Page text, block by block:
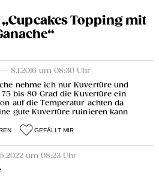
Topping mit
— 8.1.2016 um 08:30 Uhr
nehme ich nur Kuvertüre und
bis 80 Grad die Kuvertüre ein
auf die Temperatur achten da
gute Kuvertüre ruinieren kann
GEFÄLLT MIR
um 08:23 Uhr